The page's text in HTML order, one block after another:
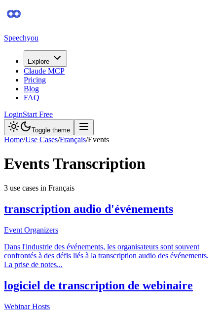
Speechyou
Explore
Claude MCP
Pricing
Blog
FAQ
LoginStart Free
Toggle theme
Home/Use Cases/Français/Events
EventsTranscription
3 use cases in Français
transcription audio d'événements
Event Organizers
Dans l'industrie des événements, les organisateurs sont souvent
confrontés à des défis liés à la transcription audio des événements.
La prise de notes...
logiciel de transcription de webinaire
Webinar Hosts